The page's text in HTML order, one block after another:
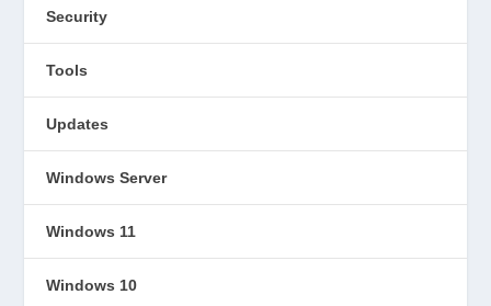
Security
Tools
Updates
Windows Server
Windows 11
Windows 10